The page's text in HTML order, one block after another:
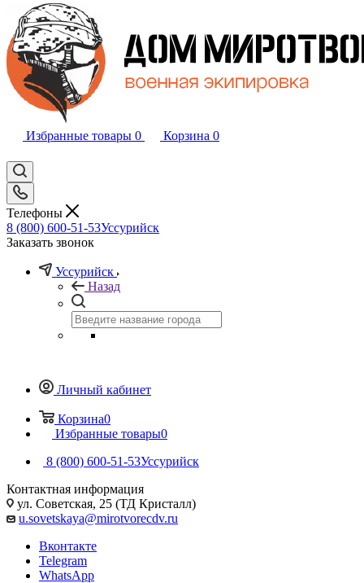
Избранные товары 0 Корзина 0
Телефоны
8 (800) 600-51-53Уссурийск
Заказать звонок
Уссурийск
Назад
Личный кабинет
Корзина0
Избранные товары0
8 (800) 600-51-53Уссурийск
Контактная информация
ул. Советская, 25 (ТД Кристалл)
u.sovetskaya@mirotvorecdv.ru
Вконтакте
Telegram
WhatsApp